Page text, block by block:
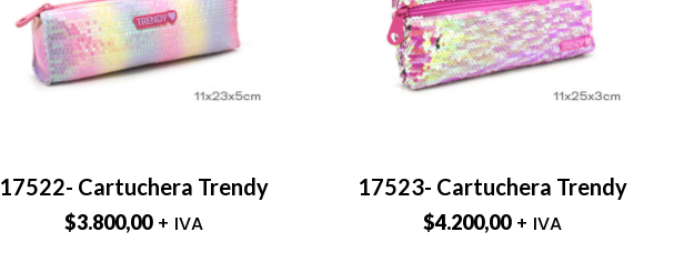
17522- Cartuchera Trendy
$3.800,00 + IVA
17523- Cartuchera Trendy
$4.200,00 + IVA